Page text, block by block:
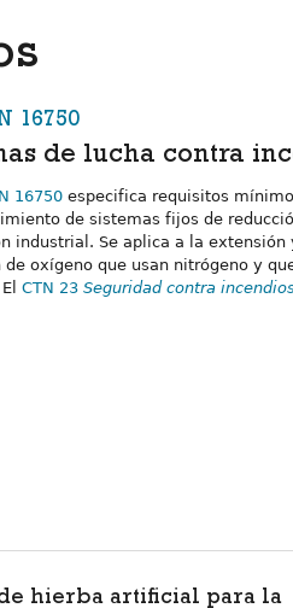
16750
de lucha contra
16750 especifica requisitos
de sistemas fijos de
industrial. Se aplica a la
de oxígeno que usan nitrógeno y
CTN 23 Seguridad contra
hierba artificial para la